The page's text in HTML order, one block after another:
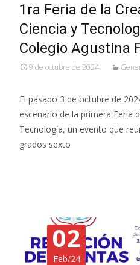
1ra Feria de la
Ciencia y
Colegio Agustina
9 de octubre de 2024
El pasado 3 de octubre de
escenario de la primera Feria
Tecnología, un evento que
grados sexto
02
Feb/24